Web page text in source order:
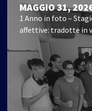
MAGGIO 31,
1 Anno in foto –
affettive: tradotte in